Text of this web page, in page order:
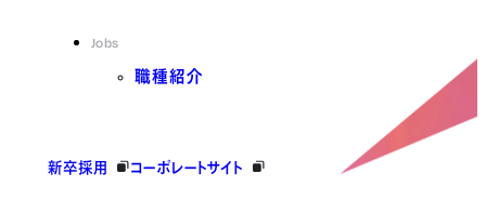
Jobs
職種紹介
新卒採用 コーポレートサイト